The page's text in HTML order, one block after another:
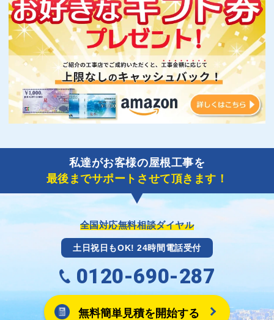
私達がお客様の屋根工事を
最後までサポートさせて頂きます！
全国対応無料相談ダイヤル
土日祝日もOK! 24時間電話受付
0120-690-287
無料簡単見積を開始する